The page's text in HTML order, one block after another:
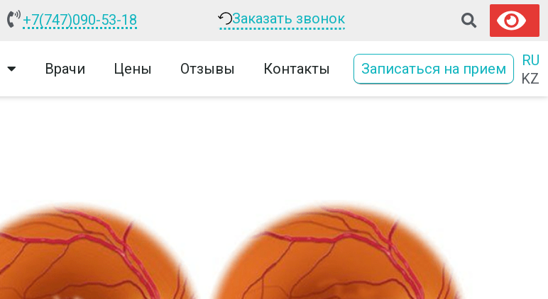
+7(747)090-53-18 Заказать звонок
Врачи Цены Отзывы Контакты Записаться на прием
RU
KZ